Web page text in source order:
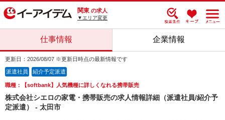
関東 の求人
▼エリア変更
仕事情報 企業情報
更新日：2026/08/07 ※更新日時点の最新情報です
派遣社員 紹介予定派遣
職種：【softbank】人気機種に詳しくなれる携帯販売
株式会社シエロの家電・携帯販売の求人情報詳細（派遣社員/紹介予
定派遣） - 太田市